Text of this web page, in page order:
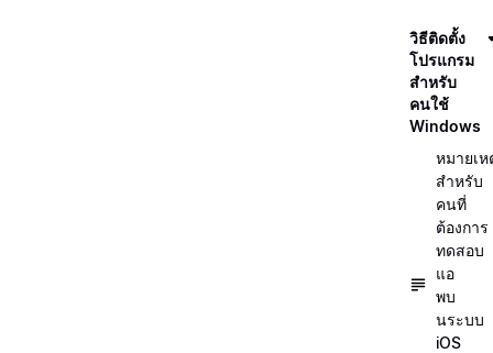
วิธีติดตั้ง
โปรแกรม
สำหรับ
คนใช้
Windows
หมายเห
สำหรับ
คนที่
ต้องการ
ทดสอบ
แอ
พบ
นระบบ
iOS